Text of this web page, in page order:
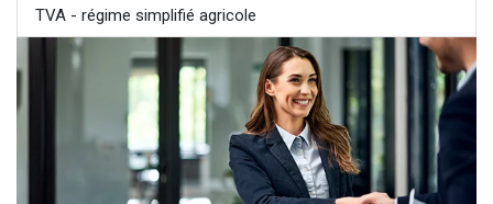
TVA - régime simplifié agricole